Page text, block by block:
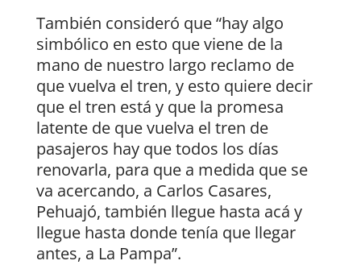
También consideró que “hay algo
simbólico en esto que viene de la
mano de nuestro largo reclamo de
que vuelva el tren, y esto quiere decir
que el tren está y que la promesa
latente de que vuelva el tren de
pasajeros hay que todos los días
renovarla, para que a medida que se
va acercando, a Carlos Casares,
Pehuajó, también llegue hasta acá y
llegue hasta donde tenía que llegar
antes, a La Pampa”.